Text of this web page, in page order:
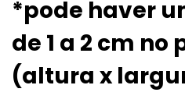
*pode haver
de 1 a 2 cm no
(altura x